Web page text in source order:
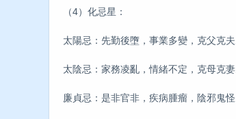
（4）化忌星：
太陽忌：先勤後墮，事業多變，克父克
太陰忌：家務凌亂，情緒不定，克母克
廉貞忌：是非官非，疾病腫瘤，陰邪鬼